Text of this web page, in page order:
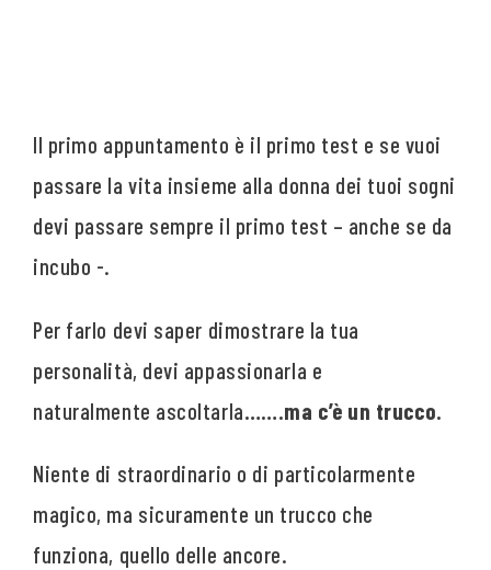
Il primo appuntamento è il primo test e se vuoi
passare la vita insieme alla donna dei tuoi sogni
devi passare sempre il primo test – anche se da
incubo -.
Per farlo devi saper dimostrare la tua
personalità, devi appassionarla e
naturalmente ascoltarla…….ma c’è un trucco.
Niente di straordinario o di particolarmente
magico, ma sicuramente un trucco che
funziona, quello delle ancore.